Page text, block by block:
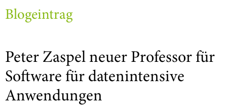
Blogeintrag
Peter Zaspel neuer Professor für
Software für datenintensive
Anwendungen